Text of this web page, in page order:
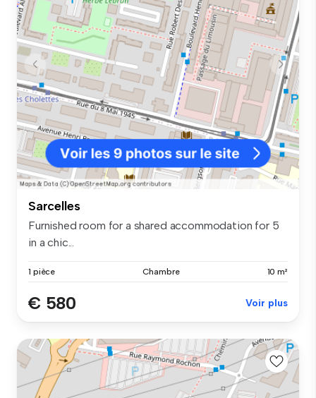
Sarcelles
Furnished room for a shared accommodation for 5
in a chic...
1 pièce Chambre 10 m²
€ 580 Voir plus